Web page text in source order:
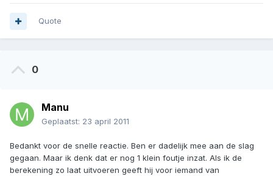
Quote
0
Manu
Geplaatst: 23 april 2011
Bedankt voor de snelle reactie. Ben er dadelijk mee aan de slag
gegaan. Maar ik denk dat er nog 1 klein foutje inzat. Als ik de
berekening zo laat uitvoeren geeft hij voor iemand van